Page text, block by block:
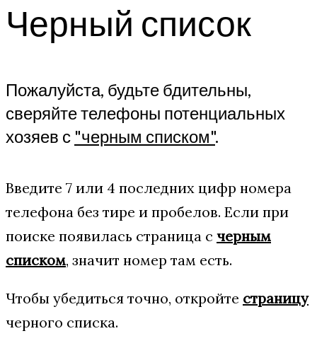
Черный список
Пожалуйста, будьте бдительны,
сверяйте телефоны потенциальных
хозяев с "черным списком".
Введите 7 или 4 последних цифр номера
телефона без тире и пробелов. Если при
поиске появилась страница с черным
списком, значит номер там есть.
Чтобы убедиться точно, откройте страницу
черного списка.